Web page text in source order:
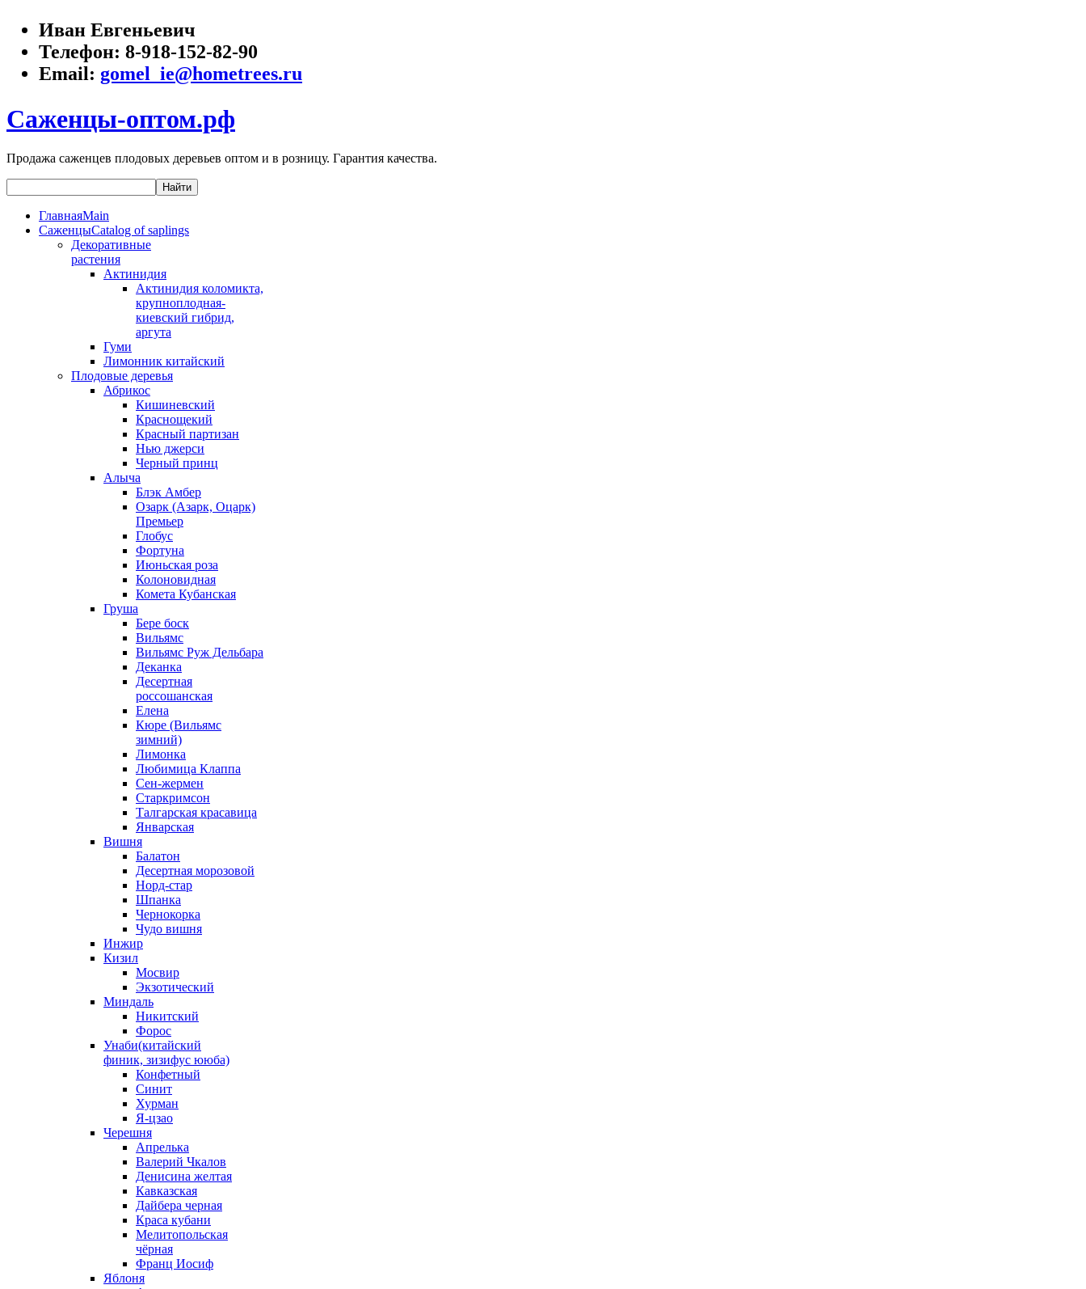
Иван Евгеньевич
Телефон: 8-918-152-82-90
Email: gomel_ie@hometrees.ru
Саженцы-оптом.рф
Продажа саженцев плодовых деревьев оптом и в розницу. Гарантия качества.
ГлавнаяMain
СаженцыCatalog of saplings
Декоративные
растения
Актинидия
Актинидия коломикта,
крупноплодная-
киевский гибрид,
аргута
Гуми
Лимонник китайский
Плодовые деревья
Абрикос
Кишиневский
Краснощекий
Красный партизан
Нью джерси
Черный принц
Алыча
Блэк Амбер
Озарк (Азарк, Оцарк)
Премьер
Глобус
Фортуна
Июньская роза
Колоновидная
Комета Кубанская
Груша
Бере боск
Вильямс
Вильямс Руж Дельбара
Деканка
Десертная
россошанская
Елена
Кюре (Вильямс
зимний)
Лимонка
Любимица Клаппа
Сен-жермен
Старкримсон
Талгарская красавица
Январская
Вишня
Балатон
Десертная морозовой
Норд-стар
Шпанка
Чернокорка
Чудо вишня
Инжир
Кизил
Мосвир
Экзотический
Миндаль
Никитский
Форос
Унаби(китайский
финик, зизифус ююба)
Конфетный
Синит
Хурман
Я-цзао
Черешня
Апрелька
Валерий Чкалов
Денисина желтая
Кавказская
Дайбера черная
Краса кубани
Мелитопольская
чёрная
Франц Иосиф
Яблоня